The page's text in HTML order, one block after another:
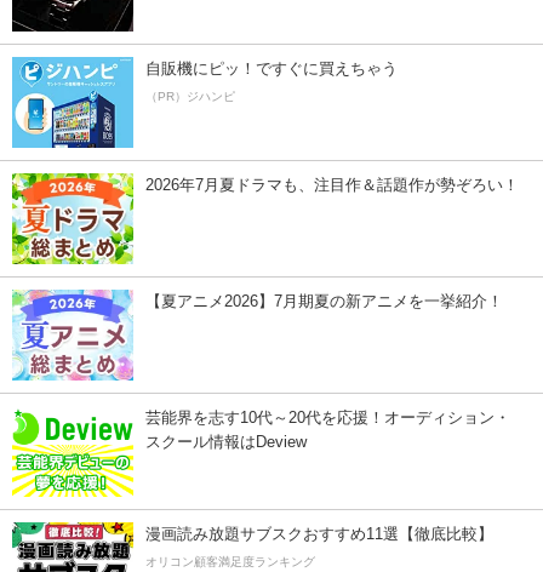
自販機にピッ！ですぐに買えちゃう
（PR）ジハンピ
2026年7月夏ドラマも、注目作＆話題作が勢ぞろい！
【夏アニメ2026】7月期夏の新アニメを一挙紹介！
芸能界を志す10代～20代を応援！オーディション・
スクール情報はDeview
漫画読み放題サブスクおすすめ11選【徹底比較】
オリコン顧客満足度ランキング